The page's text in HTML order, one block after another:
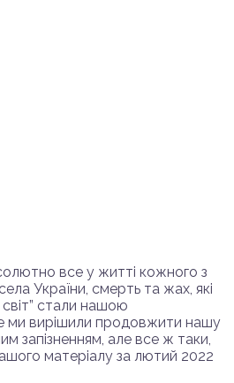
все у житті кожного з
України, смерть та жах, які
світ” стали нашою
ми вирішили продовжити нашу
запізненням, але все ж таки,
матеріалу за лютий 2022